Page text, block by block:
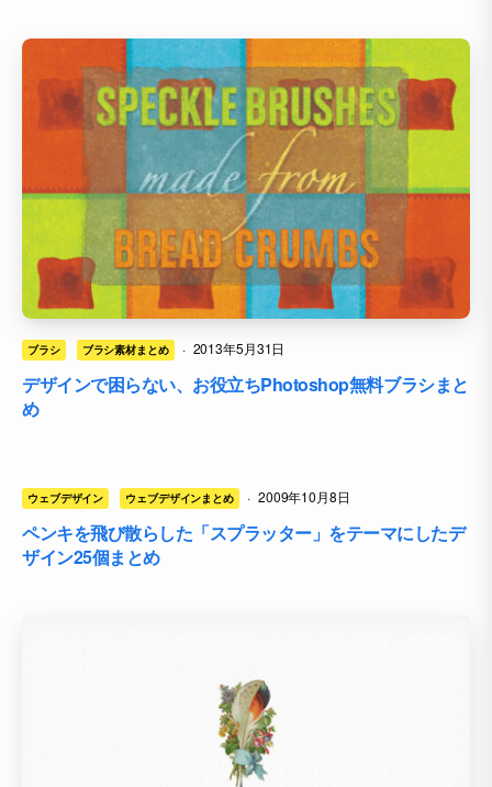
ブラシ ブラシ素材まとめ · 2013年5月31日
デザインで困らない、お役立ちPhotoshop無料ブラシまと
め
ウェブデザイン ウェブデザインまとめ · 2009年10月8日
ペンキを飛び散らした「スプラッター」をテーマにしたデ
ザイン25個まとめ